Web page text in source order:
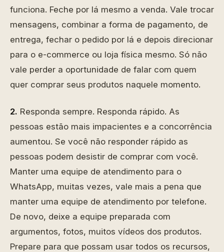
funciona. Feche por lá mesmo a venda. Vale trocar
mensagens, combinar a forma de pagamento, de
entrega, fechar o pedido por lá e depois direcionar
para o e-commerce ou loja física mesmo. Só não
vale perder a oportunidade de falar com quem
quer comprar seus produtos naquele momento.
2. Responda sempre. Responda rápido. As
pessoas estão mais impacientes e a concorrência
aumentou. Se você não responder rápido as
pessoas podem desistir de comprar com você.
Manter uma equipe de atendimento para o
WhatsApp, muitas vezes, vale mais a pena que
manter uma equipe de atendimento por telefone.
De novo, deixe a equipe preparada com
argumentos, fotos, muitos vídeos dos produtos.
Prepare para que possam usar todos os recursos,